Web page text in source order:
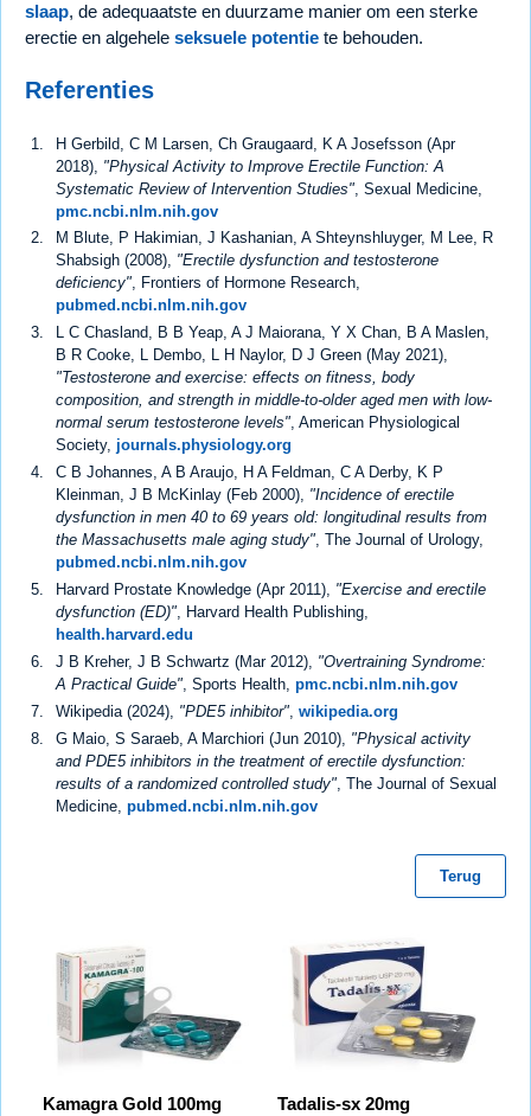
slaap, de adequaatste en duurzame manier om een sterke
erectie en algehele seksuele potentie te behouden.
Referenties
H Gerbild, C M Larsen, Ch Graugaard, K A Josefsson (Apr
2018), "Physical Activity to Improve Erectile Function: A
Systematic Review of Intervention Studies" , Sexual Medicine,
pmc.ncbi.nlm.nih.gov
M Blute, P Hakimian, J Kashanian, A Shteynshluyger, M Lee, R
Shabsigh (2008), "Erectile dysfunction and testosterone
deficiency", Frontiers of Hormone Research,
pubmed.ncbi.nlm.nih.gov
L C Chasland, B B Yeap, A J Maiorana, Y X Chan, B A Maslen,
B R Cooke, L Dembo, L H Naylor, D J Green (May 2021),
"Testosterone and exercise: effects on fitness, body
composition, and strength in middle-to-older aged men with low-
normal serum testosterone levels", American Physiological
Society, journals.physiology.org
C B Johannes, A B Araujo, H A Feldman, C A Derby, K P
Kleinman, J B McKinlay (Feb 2000), "Incidence of erectile
dysfunction in men 40 to 69 years old: longitudinal results from
the Massachusetts male aging study", The Journal of Urology,
pubmed.ncbi.nlm.nih.gov
Harvard Prostate Knowledge (Apr 2011), "Exercise and erectile
dysfunction (ED)", Harvard Health Publishing,
health.harvard.edu
J B Kreher, J B Schwartz (Mar 2012), "Overtraining Syndrome:
A Practical Guide" , Sports Health, pmc.ncbi.nlm.nih.gov
Wikipedia (2024), "PDE5 inhibitor" wikipedia.org
G Maio, S Saraeb, A Marchiori (Jun 2010), "Physical activity
and PDE5 inhibitors in the treatment of erectile dysfunction:
results of a randomized controlled study" , The Journal of Sexual
Medicine, pubmed.ncbi.nlm.nih.gov
Terug
Kamagra Gold 100mg Tadalis-sx 20mg